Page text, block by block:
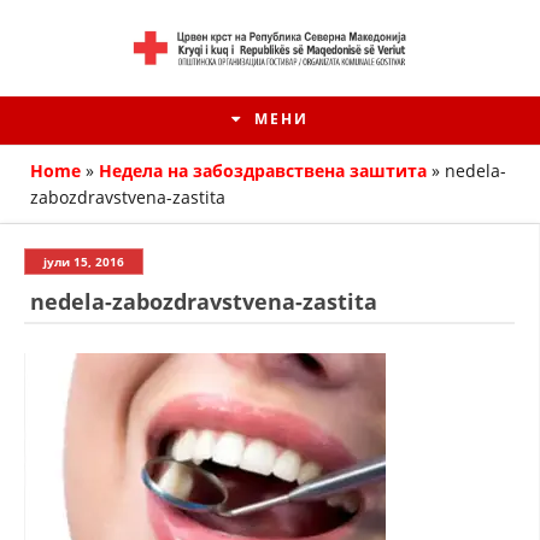
МЕНИ
HISTORIA E KRYQIT TË KUQ
ИСТОРИЈАТ НА ДВИЖЕЊЕТО
Home » Недела на забоздравствена заштита » nedela-
zabozdravstvena-zastita
јули 15, 2016
nedela-zabozdravstvena-zastita